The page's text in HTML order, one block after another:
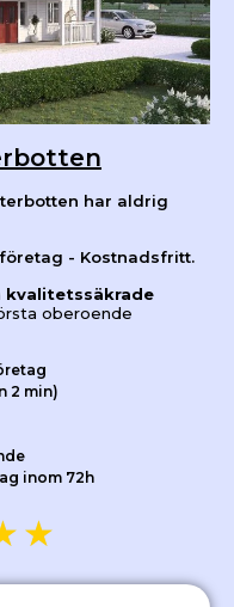
har aldrig
- Kostnadsfritt.
kvalitetssäkrade
oberoende
2 min)
inom 72h
★